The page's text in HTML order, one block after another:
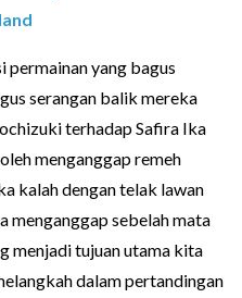
permainan yang bagus
serangan balik mereka
terhadap Safira Ika
menganggap remeh
kalah dengan telak lawan
menganggap sebelah mata
menjadi tujuan utama kita
dalam pertandingan